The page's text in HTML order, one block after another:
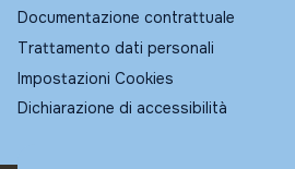
Documentazione contrattuale
Trattamento dati personali
Impostazioni Cookies
Dichiarazione di accessibilità